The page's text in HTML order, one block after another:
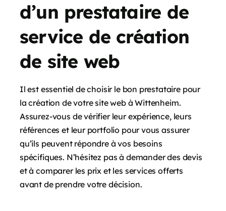
d’un prestataire de
service de création
de site web
Il est essentiel de choisir le bon prestataire pour
la création de votre site web à Wittenheim.
Assurez-vous de vérifier leur expérience, leurs
références et leur portfolio pour vous assurer
qu’ils peuvent répondre à vos besoins
spécifiques. N’hésitez pas à demander des devis
et à comparer les prix et les services offerts
avant de prendre votre décision.